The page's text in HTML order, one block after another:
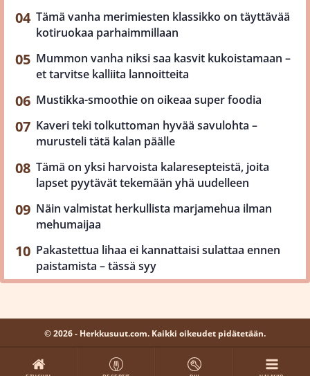
Tämä vanha merimiesten klassikko on täyttävää
kotiruokaa parhaimmillaan
Mummon vanha niksi saa kasvit kukoistamaan –
et tarvitse kalliita lannoitteita
Mustikka-smoothie on oikeaa super foodia
Kaveri teki tolkuttoman hyvää savulohta –
murusteli tätä kalan päälle
Tämä on yksi harvoista kalaresepteistä, joita
lapset pyytävät tekemään yhä uudelleen
Näin valmistat herkullista marjamehua ilman
mehumaijaa
Pakastettua lihaa ei kannattaisi sulattaa ennen
paistamista – tässä syy
© 2026 - Herkkusuut.com. Kaikki oikeudet pidätetään.